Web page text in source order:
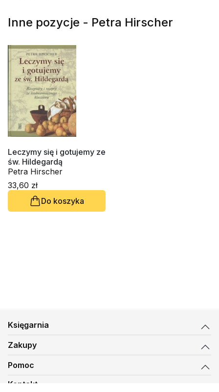
Inne pozycje - Petra Hirscher
Leczymy się i gotujemy ze
św. Hildegardą
Petra Hirscher
33,60 zł
Do koszyka
Księgarnia
Zakupy
Pomoc
Kontakt